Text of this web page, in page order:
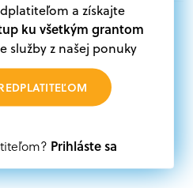
na portáli Grantexpert.sk
plánu obnovy a
t. j. verejný alebo súkromný
ako aj
a získajte
ku všetkým grantom
služby z našej ponuky
Prihláste sa